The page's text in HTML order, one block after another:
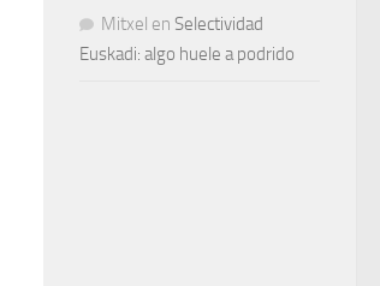
Mitxel en Selectividad
Euskadi: algo huele a podrido